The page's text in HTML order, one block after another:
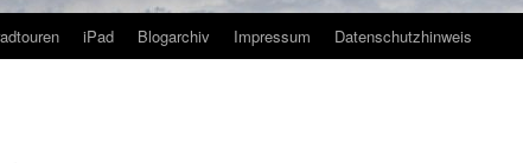
iPad Blogarchiv Impressum Datenschutzhinweis